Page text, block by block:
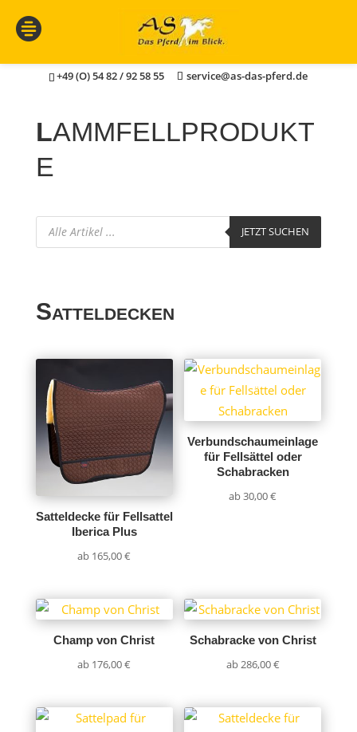
+49 (O) 54 82 / 92 58 55 service@as-das-pferd.de
LAMMFELLPRODUKT
E
Products
search JETZT SUCHEN
Satteldecken
Satteldecke für Fellsattel
Iberica Plus
ab 165,00€
Verbundschaumeinlage
für Fellsättel oder
Schabracken
ab30,00€
Champ von Christ
ab 176,00€
Schabracke von Christ
ab286,00€